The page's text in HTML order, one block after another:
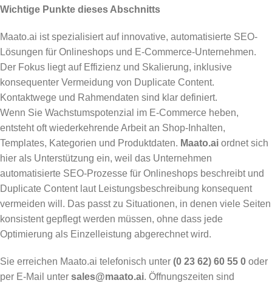
Wichtige Punkte dieses Abschnitts
Maato.ai ist spezialisiert auf innovative, automatisierte SEO-
Lösungen für Onlineshops und E-Commerce-Unternehmen.
Der Fokus liegt auf Effizienz und Skalierung, inklusive
konsequenter Vermeidung von Duplicate Content.
Kontaktwege und Rahmendaten sind klar definiert.
Wenn Sie Wachstumspotenzial im E-Commerce heben,
entsteht oft wiederkehrende Arbeit an Shop-Inhalten,
Templates, Kategorien und Produktdaten. Maato.ai ordnet sich
hier als Unterstützung ein, weil das Unternehmen
automatisierte SEO-Prozesse für Onlineshops beschreibt und
Duplicate Content laut Leistungsbeschreibung konsequent
vermeiden will. Das passt zu Situationen, in denen viele Seiten
konsistent gepflegt werden müssen, ohne dass jede
Optimierung als Einzelleistung abgerechnet wird.
Sie erreichen Maato.ai telefonisch unter (0 23 62) 60 55 0 oder
per E-Mail unter sales@maato.ai. Öffnungszeiten sind